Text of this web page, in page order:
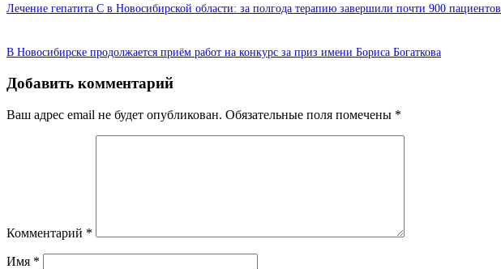
Лечение гепатита С в Новосибирской области: за полгода терапию завершили почти 900 пациентов
В Новосибирске продолжается приём работ на конкурс за приз имени Бориса Богаткова
Добавить комментарий
Ваш адрес email не будет опубликован. Обязательные поля помечены *
Комментарий *
Имя *